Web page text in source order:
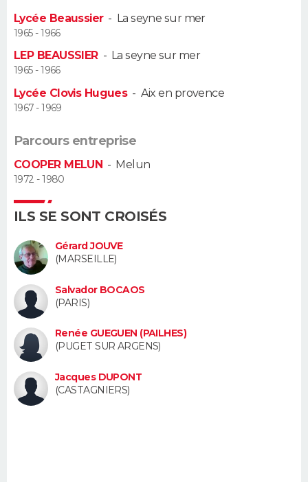
Alimentation
Guide de la santé
Maladies
Médicaments
Sommeil
VOYAGE
Destinations
City break
Voyage nature
Voyage de noces
Forum
Climat
+
PHOTO
GUIDES D'ACHAT
CARTE DE VOEUX
Carte de Noël
Carte Bonne année
Carte Saint-Valentin
Carte Pâques
Carte d'anniversaire
Dictionnaire
Biographies
Citations
Expressions
Proverbes
PROGRAMME TV
COPAINS D'AVANT
S'inscrire
Se connecter
Lycées
Collèges
Primaires
Universités
Entreprises
Service militaire
Avis de recherche
AVIS DE DÉCÈS
FORUM
Bricolage
Lifestyle
Culture
Sport
Auto
Television
Voyage
Cinema
Lycée Beaussier- La seyne sur mer
1965 - 1966
LEP BEAUSSIER- La seyne sur mer
1965 - 1966
Lycée Clovis Hugues- Aix en provence
1967 - 1969
Parcours entreprise
COOPER MELUN - Melun
1972 - 1980
ILS SE SONT CROISÉS
Gérard JOUVE
(MARSEILLE)
Salvador BOCAOS
(PARIS)
Renée GUEGUEN (PAILHES)
(PUGET SUR ARGENS)
Jacques DUPONT
(CASTAGNIERS)